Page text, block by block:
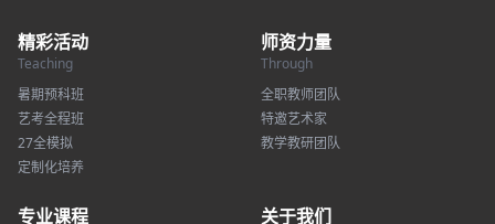
精彩活动
Teaching
暑期预科班
艺考全程班
27全模拟
定制化培养
师资力量
Through
全职教师团队
特邀艺术家
教学教研团队
专业课程 关于我们